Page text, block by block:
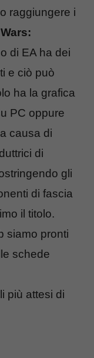
raggiungere i
di EA ha dei
e ciò può
ha la grafica
PC oppure
causa di
di
gli
di fascia
il titolo.
siamo pronti
schede
più attesi di